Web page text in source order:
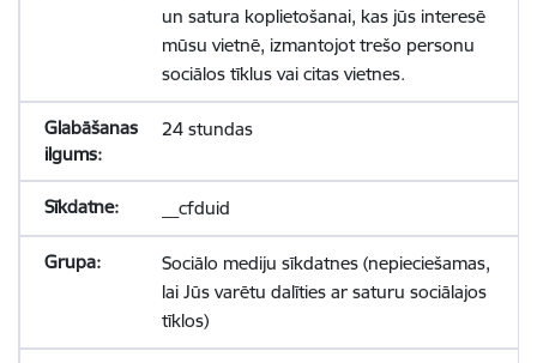
un satura koplietošanai, kas jūs interesē
mūsu vietnē, izmantojot trešo personu
sociālos tīklus vai citas vietnes.
24 stundas
__cfduid
Sociālo mediju sīkdatnes (nepieciešamas,
lai Jūs varētu dalīties ar saturu sociālajos
tīklos)